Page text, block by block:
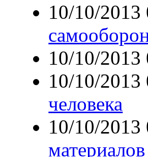
10/10/2013
10/10/2013
10/10/2013
человека
10/10/2013